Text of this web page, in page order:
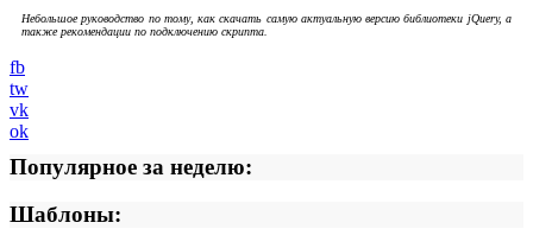
Небольшое руководство по тому, как скачать самую актуальную версию библиотеки jQuery, а
также рекомендации по подключению скрипта.
fb
tw
vk
ok
Популярное за неделю:
Шаблоны: